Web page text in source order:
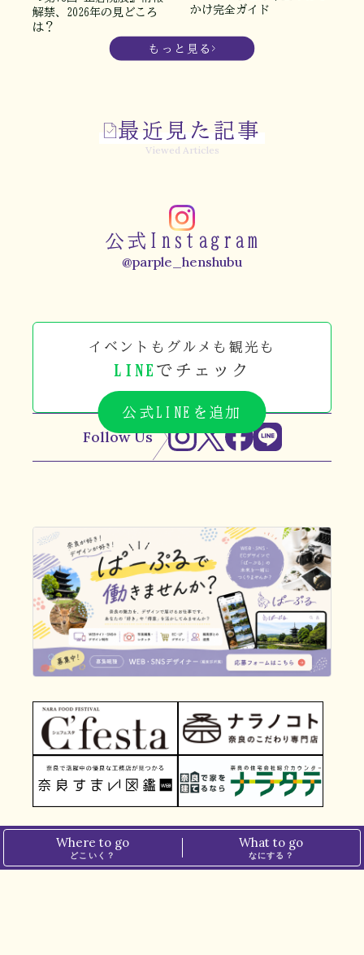
解禁、2026年の見どころ
は？
かけ完全ガイド
もっと見る
最近見た記事
Viewed Articles
公式Instagram
@parple_henshubu
イベントもグルメも観光も
LINE でチェック
公式LINEを追加
Follow Us
Where to go
どこいく？
What to go
なにする？